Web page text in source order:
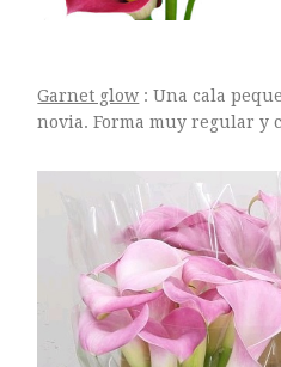
Garnet glow : Una cala
novia. Forma muy regular y